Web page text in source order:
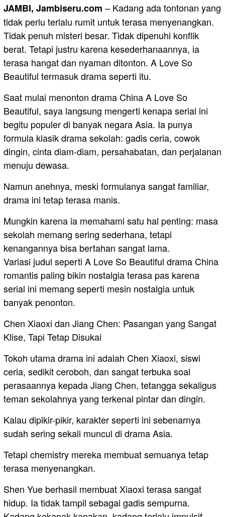
JAMBI, Jambiseru.com – Kadang ada tontonan yang
tidak perlu terlalu rumit untuk terasa menyenangkan.
Tidak penuh misteri besar. Tidak dipenuhi konflik
berat. Tetapi justru karena kesederhanaannya, ia
terasa hangat dan nyaman ditonton. A Love So
Beautiful termasuk drama seperti itu.
Saat mulai menonton drama China A Love So
Beautiful, saya langsung mengerti kenapa serial ini
begitu populer di banyak negara Asia. Ia punya
formula klasik drama sekolah: gadis ceria, cowok
dingin, cinta diam-diam, persahabatan, dan perjalanan
menuju dewasa.
Namun anehnya, meski formulanya sangat familiar,
drama ini tetap terasa manis.
Mungkin karena ia memahami satu hal penting: masa
sekolah memang sering sederhana, tetapi
kenangannya bisa bertahan sangat lama.
Variasi judul seperti A Love So Beautiful drama China
romantis paling bikin nostalgia terasa pas karena
serial ini memang seperti mesin nostalgia untuk
banyak penonton.
Chen Xiaoxi dan Jiang Chen: Pasangan yang Sangat
Klise, Tapi Tetap Disukai
Tokoh utama drama ini adalah Chen Xiaoxi, siswi
ceria, sedikit ceroboh, dan sangat terbuka soal
perasaannya kepada Jiang Chen, tetangga sekaligus
teman sekolahnya yang terkenal pintar dan dingin.
Kalau dipikir-pikir, karakter seperti ini sebenarnya
sudah sering sekali muncul di drama Asia.
Tetapi chemistry mereka membuat semuanya tetap
terasa menyenangkan.
Shen Yue berhasil membuat Xiaoxi terasa sangat
hidup. Ia tidak tampil sebagai gadis sempurna.